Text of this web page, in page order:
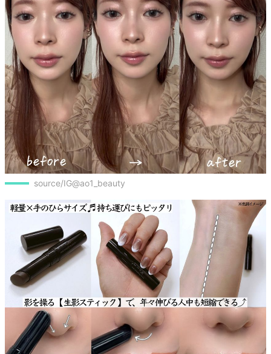
source/IG@ao1_beauty